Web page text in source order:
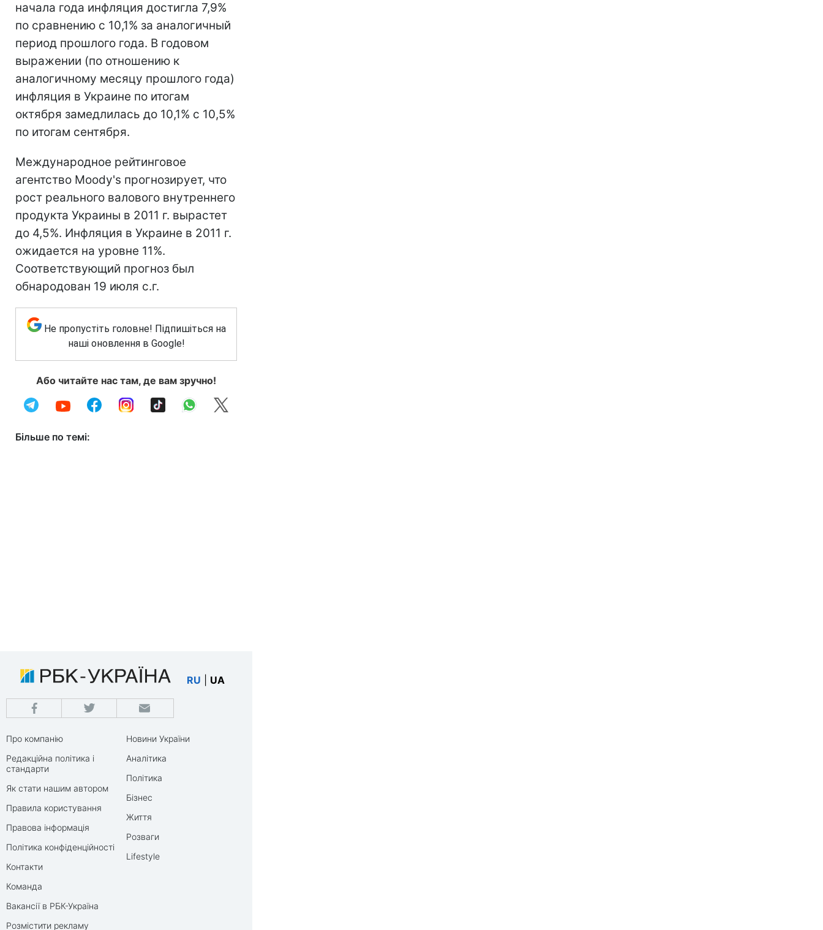
начала года инфляция достигла 7,9%
по сравнению с 10,1% за аналогичный
период прошлого года. В годовом
выражении (по отношению к
аналогичному месяцу прошлого года)
инфляция в Украине по итогам
октября замедлилась до 10,1% с 10,5%
по итогам сентября.
Международное рейтинговое
агентство Moody's прогнозирует, что
рост реального валового внутреннего
продукта Украины в 2011 г. вырастет
до 4,5%. Инфляция в Украине в 2011 г.
ожидается на уровне 11%.
Соответствующий прогноз был
обнародован 19 июля с.г.
Не пропустіть головне! Підпишіться на
наші оновлення в Google!
Або читайте нас там, де вам зручно!
Більше по темі:
RU UA
Про компанію
Редакційна політика і
стандарти
Як стати нашим автором
Правила користування
Правова інформація
Політика конфіденційності
Контакти
Команда
Вакансії в РБК-Україна
Розмістити рекламу
Новини України
Аналітика
Політика
Бізнес
Життя
Розваги
Lifestyle